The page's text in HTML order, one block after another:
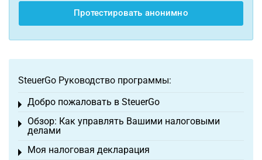
Протестировать анонимно
SteuerGo Руководство программы:
Добро пожаловать в SteuerGo
Toggle menu
Обзор: Как управлять Вашими налоговыми
делами
Toggle menu
Моя налоговая декларация
Toggle menu